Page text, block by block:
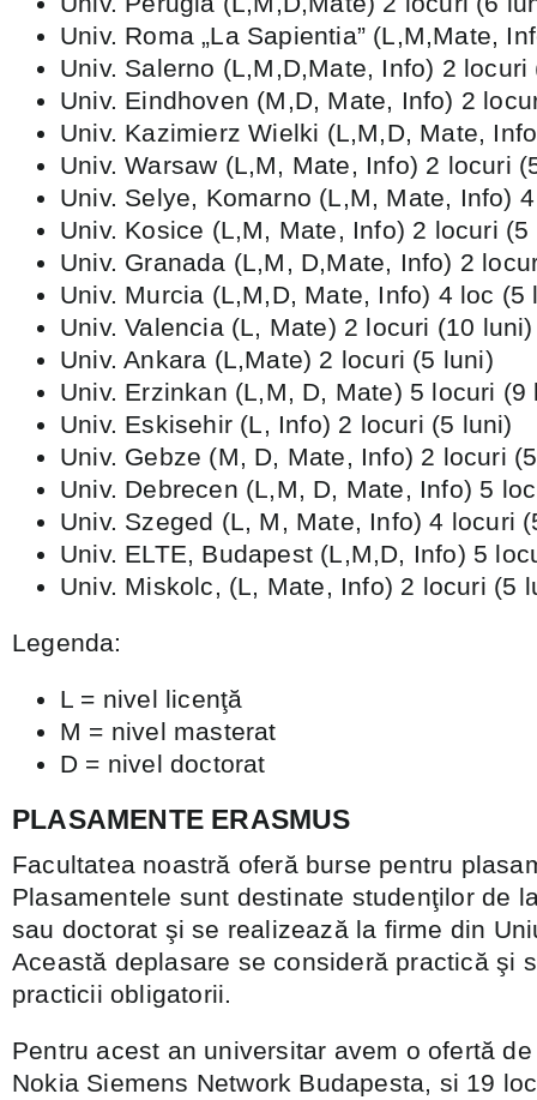
Univ. Roma „La Sapientia” (L,M,Mate,
Univ. Salerno (L,M,D,Mate, Info) 2 locuri
Univ. Eindhoven (M,D, Mate, Info) 2
Univ. Kazimierz Wielki (L,M,D, Mate,
Univ. Warsaw (L,M, Mate, Info) 2 locuri
Univ. Selye, Komarno (L,M, Mate, Info)
Univ. Kosice (L,M, Mate, Info) 2 locuri (5
Univ. Granada (L,M, D,Mate, Info) 2
Univ. Murcia (L,M,D, Mate, Info) 4 loc (5
Univ. Valencia (L, Mate) 2 locuri (10 luni)
Univ. Ankara (L,Mate) 2 locuri (5 luni)
Univ. Erzinkan (L,M, D, Mate) 5 locuri (9
Univ. Eskisehir (L, Info) 2 locuri (5 luni)
Univ. Gebze (M, D, Mate, Info) 2 locuri
Univ. Debrecen (L,M, D, Mate, Info) 5
Univ. Szeged (L, M, Mate, Info) 4 locuri
Univ. ELTE, Budapest (L,M,D, Info) 5
Univ. Miskolc, (L, Mate, Info) 2 locuri (5
Legenda:
L = nivel licenţă
M = nivel masterat
D = nivel doctorat
PLASAMENTE ERASMUS
Facultatea noastră oferă burse pentru
Plasamentele sunt destinate studenţilor de
sau doctorat şi se realizează la firme din
Această deplasare se consideră practică şi
practicii obligatorii.
Pentru acest an universitar avem o ofertă
Nokia Siemens Network Budapesta, si 19